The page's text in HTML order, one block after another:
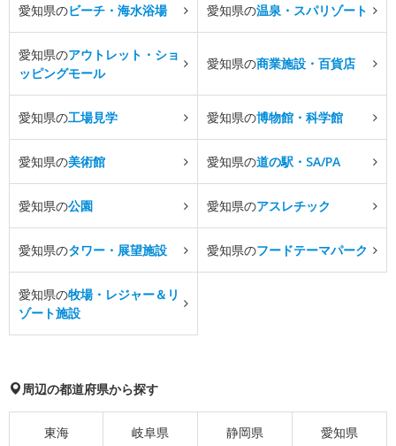
愛知県のビーチ・海水浴場 愛知県の温泉・スパリゾート
愛知県のアウトレット・ショ
ッピングモール
愛知県の商業施設・百貨店
愛知県の工場見学 愛知県の博物館・科学館
愛知県の美術館 愛知県の道の駅・SA/PA
愛知県の公園 愛知県のアスレチック
愛知県のタワー・展望施設 愛知県のフードテーマパーク
愛知県の牧場・レジャー＆リ
ゾート施設
周辺の都道府県から探す
東海 岐阜県 静岡県 愛知県